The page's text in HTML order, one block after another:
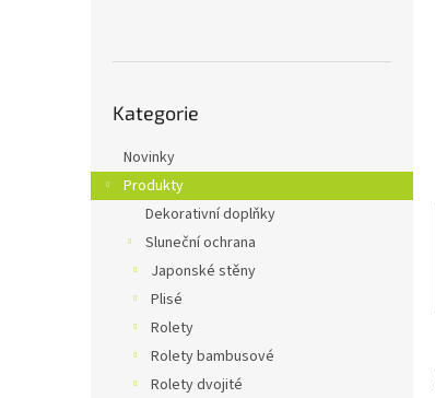
kategorie
Kategorie
Novinky
Produkty
Dekorativní doplňky
Sluneční ochrana
Japonské stěny
Plisé
Rolety
Rolety bambusové
Rolety dvojité